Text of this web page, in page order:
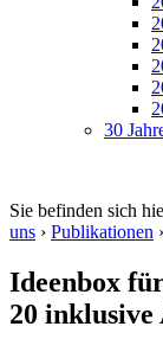
30
Sie befinden sich
uns › Publikationen ›
Ideenbox
20 inklusive